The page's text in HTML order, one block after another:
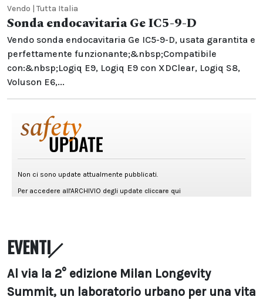
Vendo | Tutta Italia
Sonda endocavitaria Ge IC5-9-D
Vendo sonda endocavitaria Ge IC5-9-D, usata garantita e
perfettamente funzionante;&nbsp;Compatibile
con:&nbsp;Logiq E9, Logiq E9 con XDClear, Logiq S8,
Voluson E6,...
EVENTI
Al via la 2° edizione Milan Longevity
Summit, un laboratorio urbano per una vita